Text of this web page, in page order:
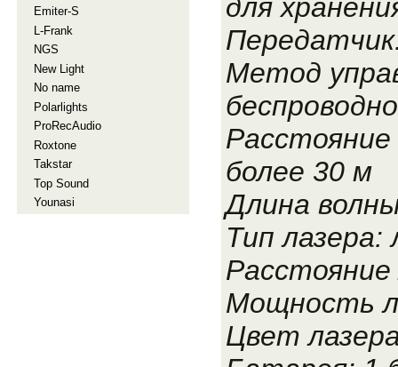
Emiter-S
L-Frank
NGS
New Light
No name
Polarlights
ProRecAudio
Roxtone
Takstar
Top Sound
Younasi
для
Метод
Расстояние
более 30 м
Длина
Тип лазера:
Расстояние
Мощность
Цвет